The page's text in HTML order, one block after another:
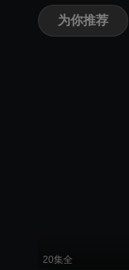
为你推荐
20集全